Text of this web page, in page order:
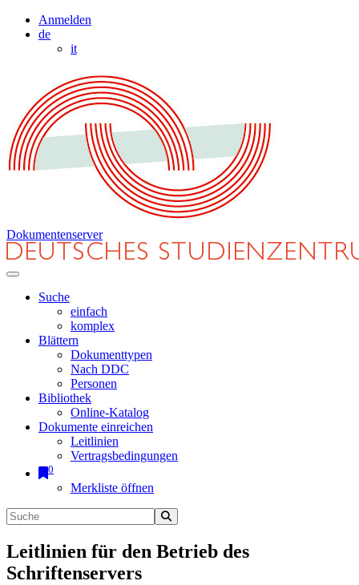
Anmelden
de
it
Dokumentenserver
Suche
einfach
komplex
Blättern
Dokumenttypen
Nach DDC
Personen
Bibliothek
Online-Katalog
Dokumente einreichen
Leitlinien
Vertragsbedingungen
0
Merkliste öffnen
Leitlinien für den Betrieb des
Schriftenservers